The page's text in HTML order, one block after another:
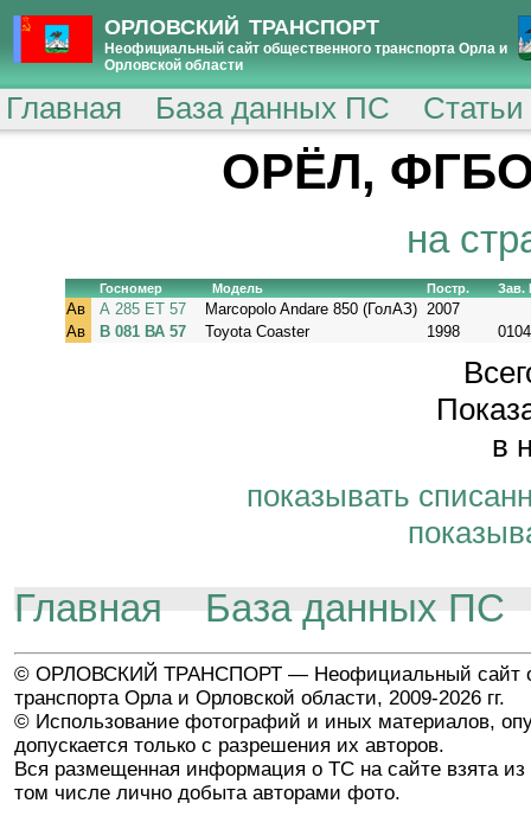
ОРЛОВСКИЙ ТРАНСПОРТ
Неофициальный сайт общественного транспорта Орла и
Орловской области
Главная База данных ПС
ОРЁЛ,
на
Госномер Модель Постр. Зав.
Ав А 285 ЕТ 57 Marcopolo Andare 850 (ГолАЗ)
2007
Ав
В 081 ВА 57 Toyota Coaster 1998
в
показывать
Главная База данных ПС
© ОРЛОВСКИЙ ТРАНСПОРТ — Неофициальный сайт
транспорта Орла и Орловской области, 2009-2026 гг.
© Использование фотографий и иных материалов,
допускается только с разрешения их авторов.
Вся размещенная информация о ТС на сайте взята из
том числе лично добыта авторами фото.